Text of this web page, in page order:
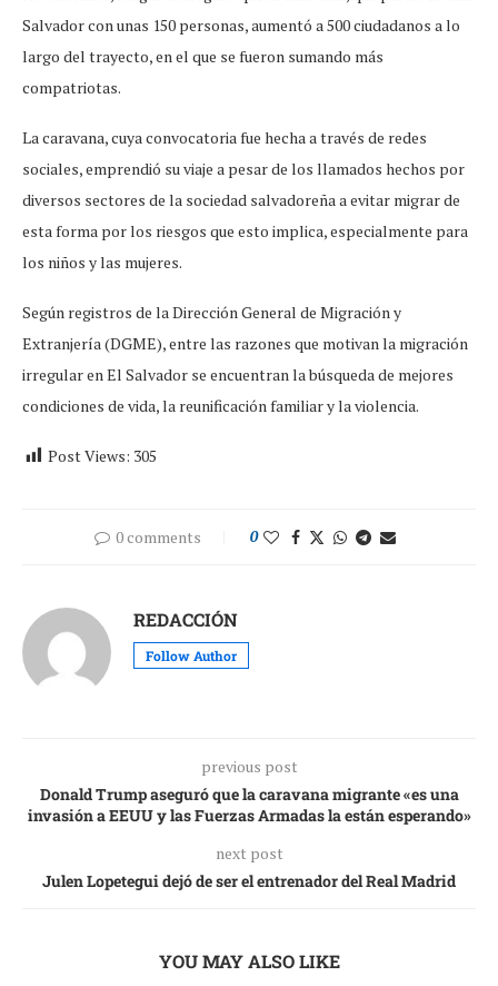
Salvador con unas 150 personas, aumentó a 500 ciudadanos a lo
largo del trayecto, en el que se fueron sumando más
compatriotas.
La caravana, cuya convocatoria fue hecha a través de redes
sociales, emprendió su viaje a pesar de los llamados hechos por
diversos sectores de la sociedad salvadoreña a evitar migrar de
esta forma por los riesgos que esto implica, especialmente para
los niños y las mujeres.
Según registros de la Dirección General de Migración y
Extranjería (DGME), entre las razones que motivan la migración
irregular en El Salvador se encuentran la búsqueda de mejores
condiciones de vida, la reunificación familiar y la violencia.
Post Views: 305
0 comments 0
REDACCIÓN
Follow Author
previous post
Donald Trump aseguró que la caravana migrante «es una
invasión a EEUU y las Fuerzas Armadas la están esperando»
next post
Julen Lopetegui dejó de ser el entrenador del Real Madrid
YOU MAY ALSO LIKE